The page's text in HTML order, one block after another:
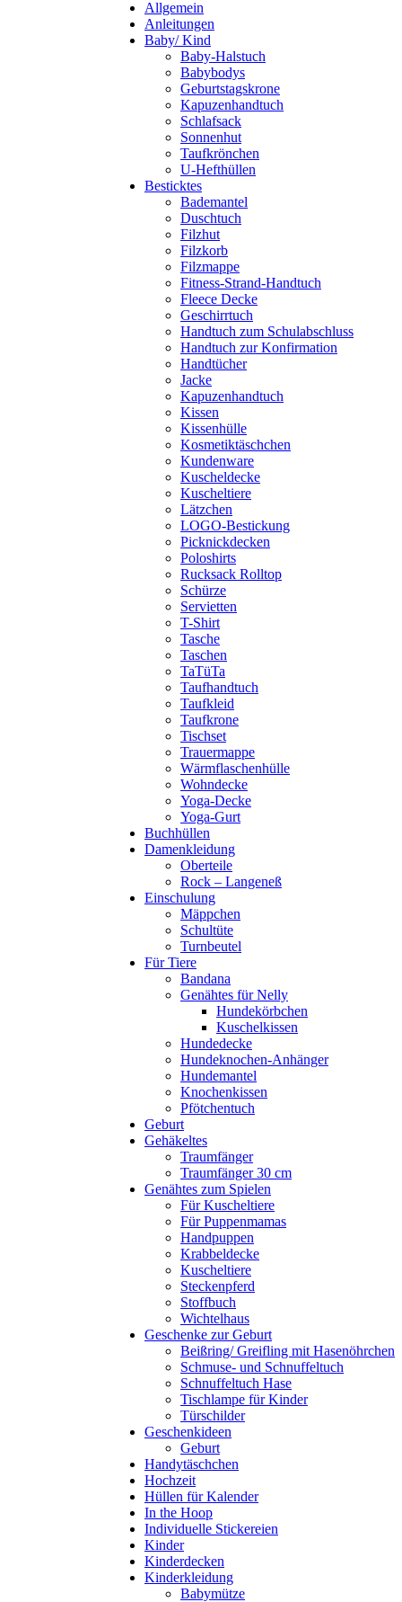
Allgemein
Anleitungen
Baby/ Kind
Baby-Halstuch
Babybodys
Geburtstagskrone
Kapuzenhandtuch
Schlafsack
Sonnenhut
Taufkrönchen
U-Hefthüllen
Besticktes
Bademantel
Duschtuch
Filzhut
Filzkorb
Filzmappe
Fitness-Strand-Handtuch
Fleece Decke
Geschirrtuch
Handtuch zum Schulabschluss
Handtuch zur Konfirmation
Handtücher
Jacke
Kapuzenhandtuch
Kissen
Kissenhülle
Kosmetiktäschchen
Kundenware
Kuscheldecke
Kuscheltiere
Lätzchen
LOGO-Bestickung
Picknickdecken
Poloshirts
Rucksack Rolltop
Schürze
Servietten
T-Shirt
Tasche
Taschen
TaTüTa
Taufhandtuch
Taufkleid
Taufkrone
Tischset
Trauermappe
Wärmflaschenhülle
Wohndecke
Yoga-Decke
Yoga-Gurt
Buchhüllen
Damenkleidung
Oberteile
Rock – Langeneß
Einschulung
Mäppchen
Schultüte
Turnbeutel
Für Tiere
Bandana
Genähtes für Nelly
Hundekörbchen
Kuschelkissen
Hundedecke
Hundeknochen-Anhänger
Hundemantel
Knochenkissen
Pfötchentuch
Geburt
Gehäkeltes
Traumfänger
Traumfänger 30 cm
Genähtes zum Spielen
Für Kuscheltiere
Für Puppenmamas
Handpuppen
Krabbeldecke
Kuscheltiere
Steckenpferd
Stoffbuch
Wichtelhaus
Geschenke zur Geburt
Beißring/ Greifling mit Hasenöhrchen
Schmuse- und Schnuffeltuch
Schnuffeltuch Hase
Tischlampe für Kinder
Türschilder
Geschenkideen
Geburt
Handytäschchen
Hochzeit
Hüllen für Kalender
In the Hoop
Individuelle Stickereien
Kinder
Kinderdecken
Kinderkleidung
Babymütze